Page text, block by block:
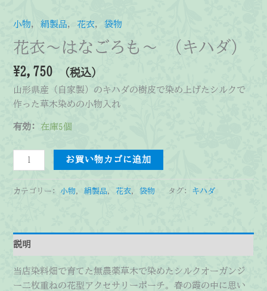
小物,絹製品,花衣,袋物
花衣～はなごろも～ (キハダ)
¥2,750 （税込）
山形県産（自家製）のキハダの樹皮で染め上げたシルクで
作った草木染めの小物入れ
有効: 在庫5個
衣
ろ
も
～
(キ
お買い物カゴに追加
カテゴリー:小物,絹製品,花衣,袋物 タグ: キハダ
説明
当店染料畑で育てた無農薬草木で染めたシルクオーガンジ
ー二枚重ねの花型アクセサリーポーチ。春の霞の中に思い